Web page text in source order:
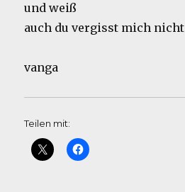
und weiß
auch du vergisst mich nicht
vanga
Teilen mit: